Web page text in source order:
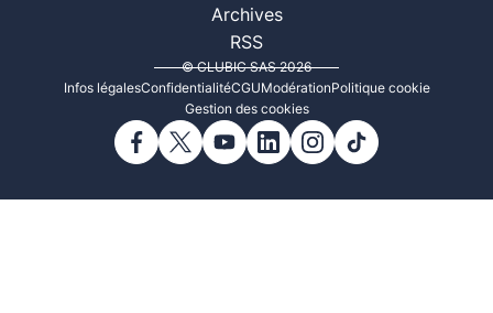
Archives
RSS
© CLUBIC SAS 2026
Infos légalesConfidentialitéCGUModérationPolitique cookie
Gestion des cookies